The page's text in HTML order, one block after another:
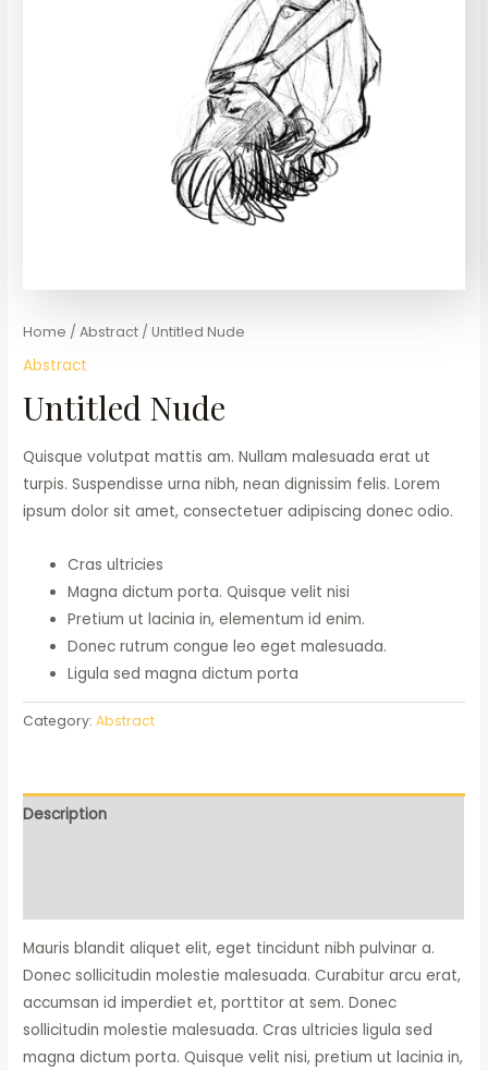
Home /Abstract / Untitled Nude
Abstract
Untitled Nude
Quisque volutpat mattis am. Nullam malesuada erat ut
turpis. Suspendisse urna nibh, nean dignissim felis. Lorem
ipsum dolor sit amet, consectetuer adipiscing donec odio.
Cras ultricies
Magna dictum porta. Quisque velit nisi
Pretium ut lacinia in, elementum id enim.
Donec rutrum congue leo eget malesuada.
Ligula sed magna dictum porta
Category:Abstract
Description
Mauris blandit aliquet elit, eget tincidunt nibh pulvinar a.
Donec sollicitudin molestie malesuada. Curabitur arcu erat,
accumsan id imperdiet et, porttitor at sem. Donec
sollicitudin molestie malesuada. Cras ultricies ligula sed
magna dictum porta. Quisque velit nisi, pretium ut lacinia in,